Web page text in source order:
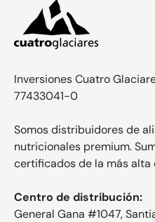
Inversiones Cuatro
77433041-0
Somos distribuidores de
nutricionales premium.
certificados de la más alta
Centro de distribución:
General Gana #1047,